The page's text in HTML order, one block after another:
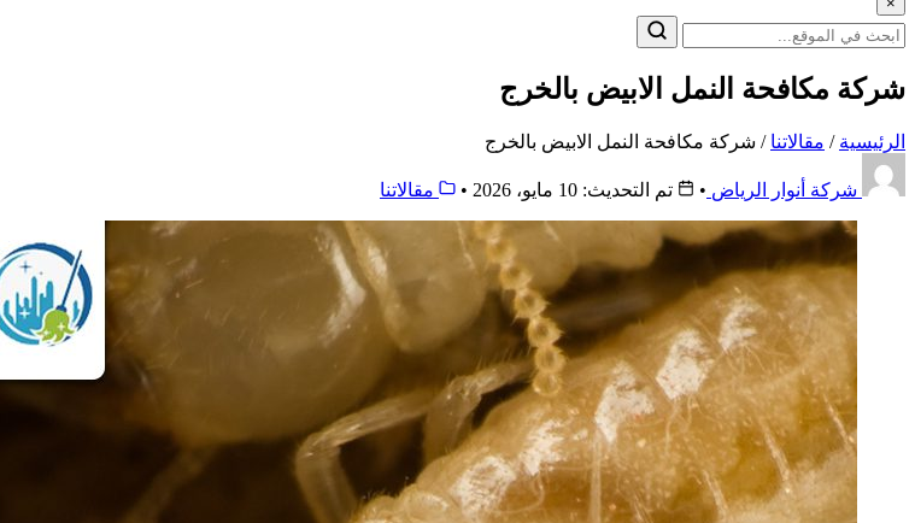
البحث
عن:
شركة مكافحة النمل الابيض بالخرج
الرئيسية / مقالاتنا / شركة مكافحة النمل الابيض بالخرج
شركة أنوار الرياض • تم التحديث: 10 مايو، 2026 • مقالاتنا